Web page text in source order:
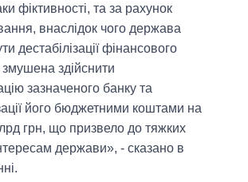
фіктивності, та за рахунок
внаслідок чого держава
дестабілізації фінансового
здійснити
зазначеного банку та
його бюджетними коштами на
грн, що призвело до тяжких
держави», - сказано в